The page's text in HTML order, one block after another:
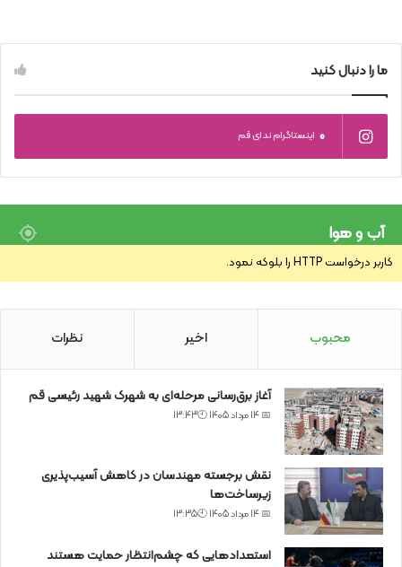
ما را دنبال کنید
0 اینستاگرام ندای قم
آب و هوا
کاربر درخواست HTTP را بلوکه نمود.
محبوب اخیر نظرات
آغاز برق‌رسانی مرحله‌ای به شهرک شهید رئیسی قم
📅 14 مرداد 1405 🕙13:43
نقش برجسته مهندسان در کاهش آسیب‌پذیری
زیرساخت‌ها
📅 14 مرداد 1405 🕙13:35
استعدادهایی که چشم‌انتظار حمایت هستند